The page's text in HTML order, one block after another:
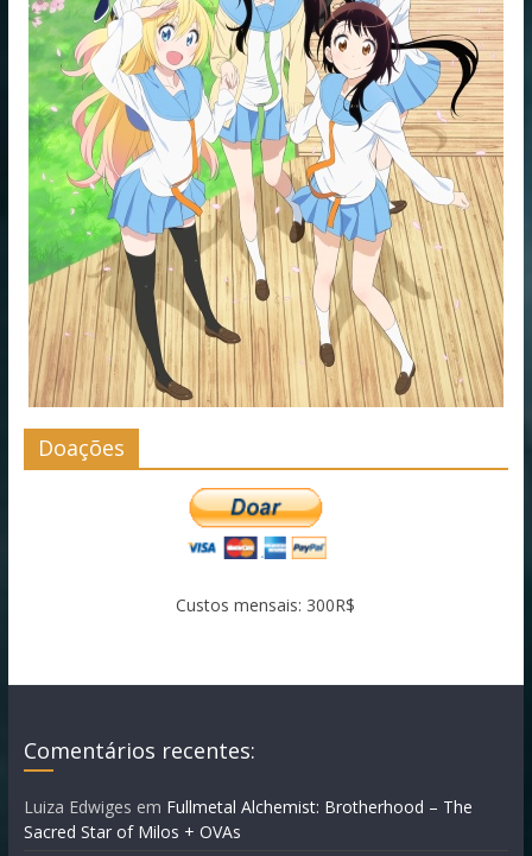
Doações
Custos mensais: 300R$
Comentários recentes:
Luiza Edwiges em Fullmetal Alchemist: Brotherhood – The
Sacred Star of Milos + OVAs